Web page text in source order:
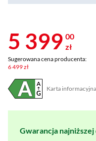
5 399 00
zł
Sugerowana cena producenta:
6 499 zł
Karta
Plik w formacie pdf
(otworzy się w
Gwarancja